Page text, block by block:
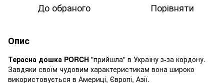
До обраного Порівняти
Опис
Терасна дошка PORCH "прийшла" в Україну з-за кордону.
Завдяки своїм чудовим характеристикам вона широко
використовується в Америці, Європі, Азії.